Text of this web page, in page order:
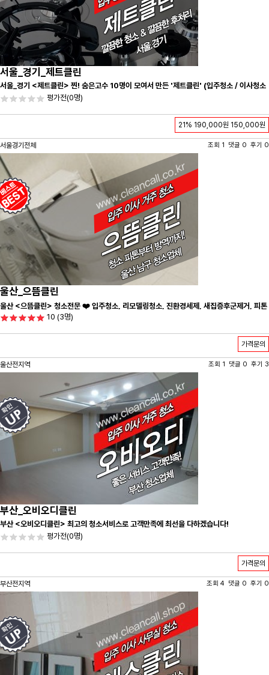
서울_경기_제트클린
서울_경기 <제트클린> 찐! 숨은고수 10명이 모여서 만든 '제트클린' (입주청소 / 이사청소
/ 줄눈시공) 항상 꼼꼼하게 친절하게 응대하겠습니다^-^
평가전(0명)
21% 190,000원 150,000원
서울경기전체 조회 1 댓글 0 후기 0
울산_으뜸클린
울산 <으뜸클린> 청소전문 ❤️ 입주청소, 리모델링청소, 진환경세제, 새집증후군제거, 피톤
치드시공 전문 청소 업체 ❤️
10 (3명)
가격문의
울산전지역 조회 1 댓글 0 후기 3
부산_오비오디클린
부산 <오비오디클린> 최고의 청소서비스로 고객만족에 최선을 다하겠습니다!
평가전(0명)
가격문의
부산전지역 조회 4 댓글 0 후기 0